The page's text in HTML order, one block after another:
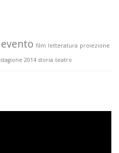
evento film letteratura proiezione
stagione 2014 storia teatro